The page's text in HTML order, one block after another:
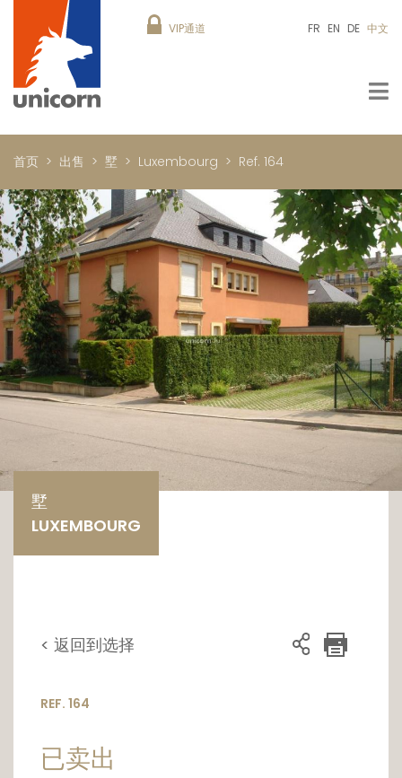
VIP通道 FR EN DE 中文
首页 出售 墅 Luxembourg Ref. 164
墅
LUXEMBOURG
< 返回到选择
REF. 164
已卖出